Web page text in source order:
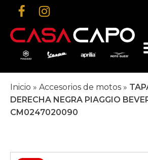
Inicio » Accesorios de motos »
DERECHA NEGRA PIAGGIO
CM0247020090